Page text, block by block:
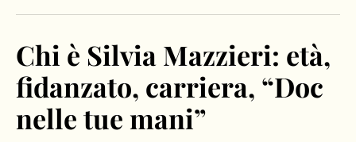
Chi è Silvia Mazzieri: età,
fidanzato, carriera, “Doc
nelle tue mani”